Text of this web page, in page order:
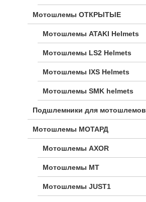
Мотошлемы ОТКРЫТЫЕ
Мотошлемы ATAKI Helmets
Мотошлемы LS2 Helmets
Мотошлемы IXS Helmets
Мотошлемы SMK helmets
Подшлемники для мотошлемов
Мотошлемы МОТАРД
Мотошлемы AXOR
Мотошлемы MT
Мотошлемы JUST1